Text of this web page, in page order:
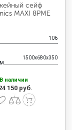
сейф
MAXI 8PME
106
1500x680x350
В наличии
150 руб.